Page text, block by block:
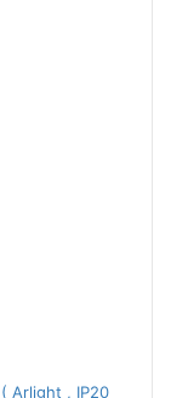
( Arlight , IP20